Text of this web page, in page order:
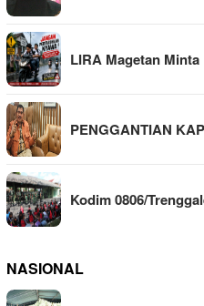
LIRA Magetan
PENGGANTIAN
Kodim 0806/
NASIONAL